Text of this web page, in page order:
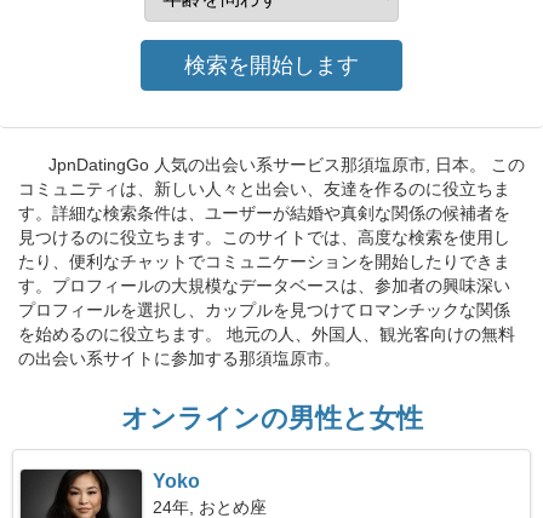
JpnDatingGo 人気の出会い系サービス那須塩原市, 日本。 この
コミュニティは、新しい人々と出会い、友達を作るのに役立ちま
す。詳細な検索条件は、ユーザーが結婚や真剣な関係の候補者を
見つけるのに役立ちます。このサイトでは、高度な検索を使用し
たり、便利なチャットでコミュニケーションを開始したりできま
す。プロフィールの大規模なデータベースは、参加者の興味深い
プロフィールを選択し、カップルを見つけてロマンチックな関係
を始めるのに役立ちます。 地元の人、外国人、観光客向けの無料
の出会い系サイトに参加する那須塩原市。
オンラインの男性と女性
Yoko
24年, おとめ座